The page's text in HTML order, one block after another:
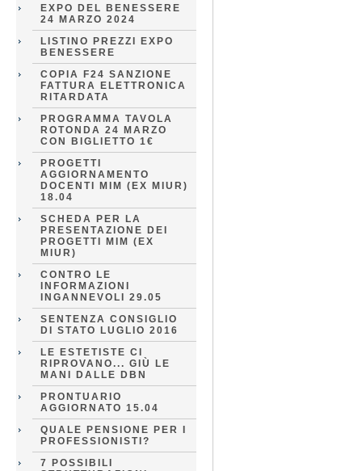
EXPO DEL BENESSERE
24 MARZO 2024
LISTINO PREZZI EXPO
BENESSERE
COPIA F24 SANZIONE
FATTURA ELETTRONICA
RITARDATA
PROGRAMMA TAVOLA
ROTONDA 24 MARZO
CON BIGLIETTO 1€
PROGETTI
AGGIORNAMENTO
DOCENTI MIM (EX MIUR)
18.04
SCHEDA PER LA
PRESENTAZIONE DEI
PROGETTI MIM (EX
MIUR)
CONTRO LE
INFORMAZIONI
INGANNEVOLI 29.05
SENTENZA CONSIGLIO
DI STATO LUGLIO 2016
LE ESTETISTE CI
RIPROVANO... GIÙ LE
MANI DALLE DBN
PRONTUARIO
AGGIORNATO 15.04
QUALE PENSIONE PER I
PROFESSIONISTI?
7 POSSIBILI